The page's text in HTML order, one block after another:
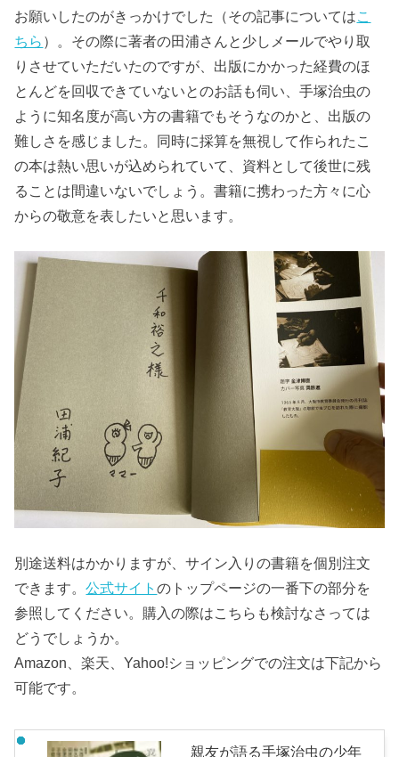
お願いしたのがきっかけでした（その記事についてはこ
ちら ）。その際に著者の田浦さんと少しメールでやり取
りさせていただいたのですが、出版にかかった経費のほ
とんどを回収できていないとのお話も伺い、手塚治虫の
ように知名度が高い方の書籍でもそうなのかと、出版の
難しさを感じました。同時に採算を無視して作られたこ
の本は熱い思いが込められていて、資料として後世に残
ることは間違いないでしょう。書籍に携わった方々に心
からの敬意を表したいと思います。
別途送料はかかりますが、サイン入りの書籍を個別注文
できます。公式サイトのトップページの一番下の部分を
参照してください。購入の際はこちらも検討なさっては
どうでしょうか。
Amazon、楽天、Yahoo!ショッピングでの注文は下記から
可能です。
親友が語る手塚治虫の少年